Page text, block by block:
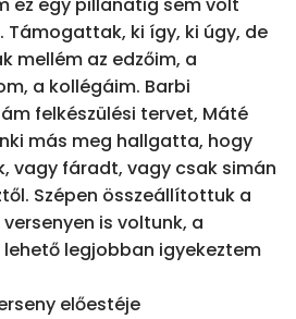
ez egy pillanatig sem volt
Támogattak, ki így, ki úgy, de
mellém az edzőim, a
a kollégáim. Barbi
felkészülési tervet, Máté
más meg hallgatta, hogy
vagy fáradt, vagy csak simán
Szépen összeállítottuk a
is voltunk, a
legjobban igyekeztem
előestéje